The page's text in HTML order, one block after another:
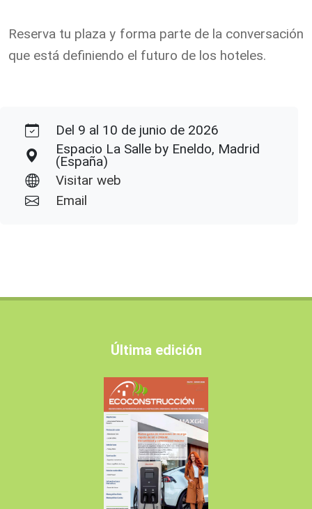
Reserva tu plaza y forma parte de la conversación
que está definiendo el futuro de los hoteles.
Del 9 al 10 de junio de 2026
Espacio La Salle by Eneldo, Madrid
(España)
Visitar web
Email
Última edición